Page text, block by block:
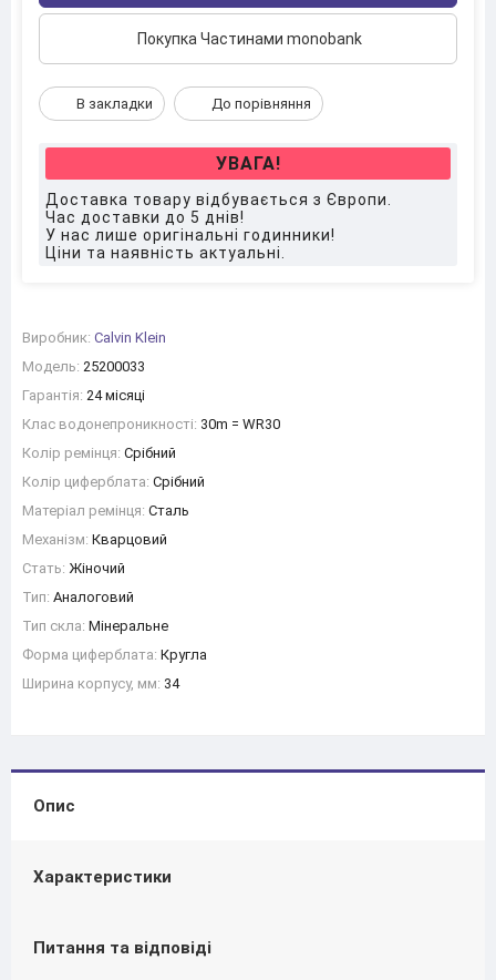
Покупка Частинами monobank
В закладки До порівняння
УВАГА!
Доставка товару відбувається з Європи.
Час доставки до 5 днів!
У нас лише оригінальні годинники!
Ціни та наявність актуальні.
Виробник: Calvin Klein
Модель: 25200033
Гарантія: 24 місяці
Клас водонепроникності: 30m = WR30
Колір ремінця: Срібний
Колір циферблата: Срібний
Матеріал ремінця: Сталь
Механізм: Кварцовий
Стать: Жіночий
Тип: Аналоговий
Тип скла: Мінеральне
Форма циферблата: Кругла
Ширина корпусу, мм: 34
Опис
Характеристики
Питання та відповіді